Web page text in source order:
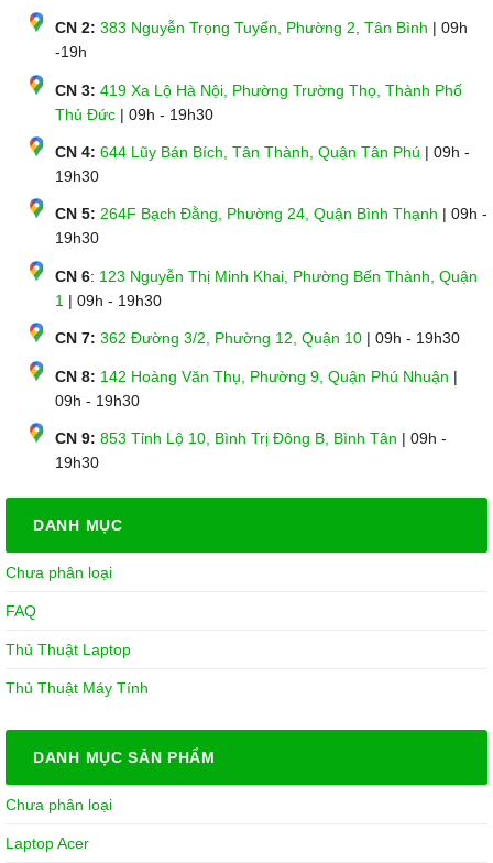
CN 2: 383 Nguyễn Trọng Tuyển, Phường 2, Tân Bình | 09h
-19h
CN 3: 419 Xa Lộ Hà Nội, Phường Trường Thọ, Thành Phố
Thủ Đức | 09h - 19h30
CN 4: 644 Lũy Bán Bích, Tân Thành, Quận Tân Phú | 09h -
19h30
CN 5: 264F Bạch Đằng, Phường 24, Quận Bình Thạnh | 09h -
19h30
CN 6: 123 Nguyễn Thị Minh Khai, Phường Bến Thành, Quận
1 | 09h - 19h30
CN 7: 362 Đường 3/2, Phường 12, Quận 10 | 09h - 19h30
CN 8: 142 Hoàng Văn Thụ, Phường 9, Quận Phú Nhuận |
09h - 19h30
CN 9: 853 Tỉnh Lộ 10, Bình Trị Đông B, Bình Tân | 09h -
19h30
DANH MỤC
Chưa phân loại
FAQ
Thủ Thuật Laptop
Thủ Thuật Máy Tính
DANH MỤC SẢN PHẨM
Chưa phân loại
Laptop Acer